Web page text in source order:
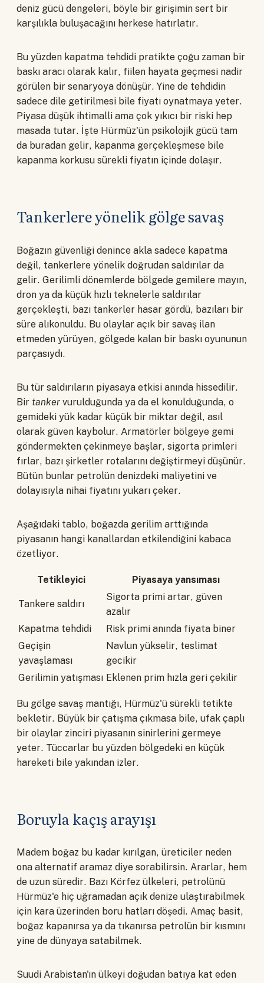
deniz gücü dengeleri, böyle bir girişimin sert bir
karşılıkla buluşacağını herkese hatırlatır.
Bu yüzden kapatma tehdidi pratikte çoğu zaman bir
baskı aracı olarak kalır, fiilen hayata geçmesi nadir
görülen bir senaryoya dönüşür. Yine de tehdidin
sadece dile getirilmesi bile fiyatı oynatmaya yeter.
Piyasa düşük ihtimalli ama çok yıkıcı bir riski hep
masada tutar. İşte Hürmüz'ün psikolojik gücü tam
da buradan gelir, kapanma gerçekleşmese bile
kapanma korkusu sürekli fiyatın içinde dolaşır.
Tankerlere yönelik gölge savaş
Boğazın güvenliği denince akla sadece kapatma
değil, tankerlere yönelik doğrudan saldırılar da
gelir. Gerilimli dönemlerde bölgede gemilere mayın,
dron ya da küçük hızlı teknelerle saldırılar
gerçekleşti, bazı tankerler hasar gördü, bazıları bir
süre alıkonuldu. Bu olaylar açık bir savaş ilan
etmeden yürüyen, gölgede kalan bir baskı oyununun
parçasıydı.
Bu tür saldırıların piyasaya etkisi anında hissedilir.
Bir tanker vurulduğunda ya da el konulduğunda, o
gemideki yük kadar küçük bir miktar değil, asıl
olarak güven kaybolur. Armatörler bölgeye gemi
göndermekten çekinmeye başlar, sigorta primleri
fırlar, bazı şirketler rotalarını değiştirmeyi düşünür.
Bütün bunlar petrolün denizdeki maliyetini ve
dolayısıyla nihai fiyatını yukarı çeker.
Aşağıdaki tablo, boğazda gerilim arttığında
piyasanın hangi kanallardan etkilendiğini kabaca
özetliyor.
Tetikleyici Piyasaya yansıması
Tankere saldırı
Sigorta primi artar, güven
azalır
Kapatma tehdidi
Risk primi anında fiyata biner
Geçişin
yavaşlaması
Navlun yükselir, teslimat
gecikir
Gerilimin yatışması Eklenen prim hızla geri çekilir
Bu gölge savaş mantığı, Hürmüz'ü sürekli tetikte
bekletir. Büyük bir çatışma çıkmasa bile, ufak çaplı
bir olaylar zinciri piyasanın sinirlerini germeye
yeter. Tüccarlar bu yüzden bölgedeki en küçük
hareketi bile yakından izler.
Boruyla kaçış arayışı
Madem boğaz bu kadar kırılgan, üreticiler neden
ona alternatif aramaz diye sorabilirsin. Ararlar, hem
de uzun süredir. Bazı Körfez ülkeleri, petrolünü
Hürmüz'e hiç uğramadan açık denize ulaştırabilmek
için kara üzerinden boru hatları döşedi. Amaç basit,
boğaz kapanırsa ya da tıkanırsa petrolün bir kısmını
yine de dünyaya satabilmek.
Suudi Arabistan'ın ülkeyi doğudan batıya kat eden